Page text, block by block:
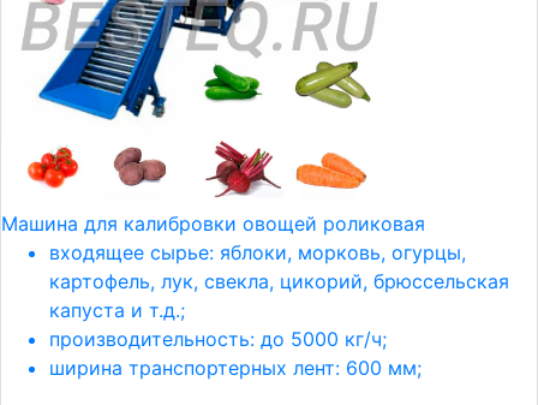
Машина для калибровки овощей роликовая
входящее сырье: яблоки, морковь, огурцы,
картофель, лук, свекла, цикорий, брюссельская
капуста и т.д.;
производительность: до 5000 кг/ч;
ширина транспортерных лент: 600 мм;